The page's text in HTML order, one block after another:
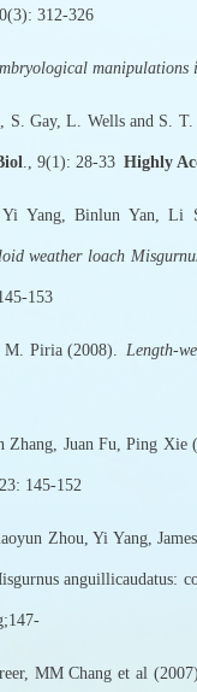
312-326
manipulations
S. Gay, L. Wells and S. T.
., 9(1): 28-33 Highly
Yang, Binlun Yan, Li
weather loach
145-153
M. Piria (2008). Length-
Zhang, Juan Fu, Ping
23: 145-152
Zhou, Yi Yang,
anguillicaudatus:
MM Chang et al